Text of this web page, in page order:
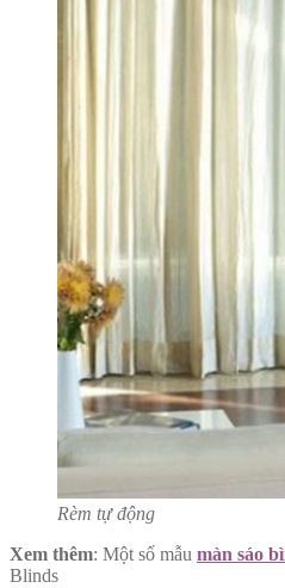
Rèm tự động
Xem thêm: Một số mẫu màn sáo
Blinds